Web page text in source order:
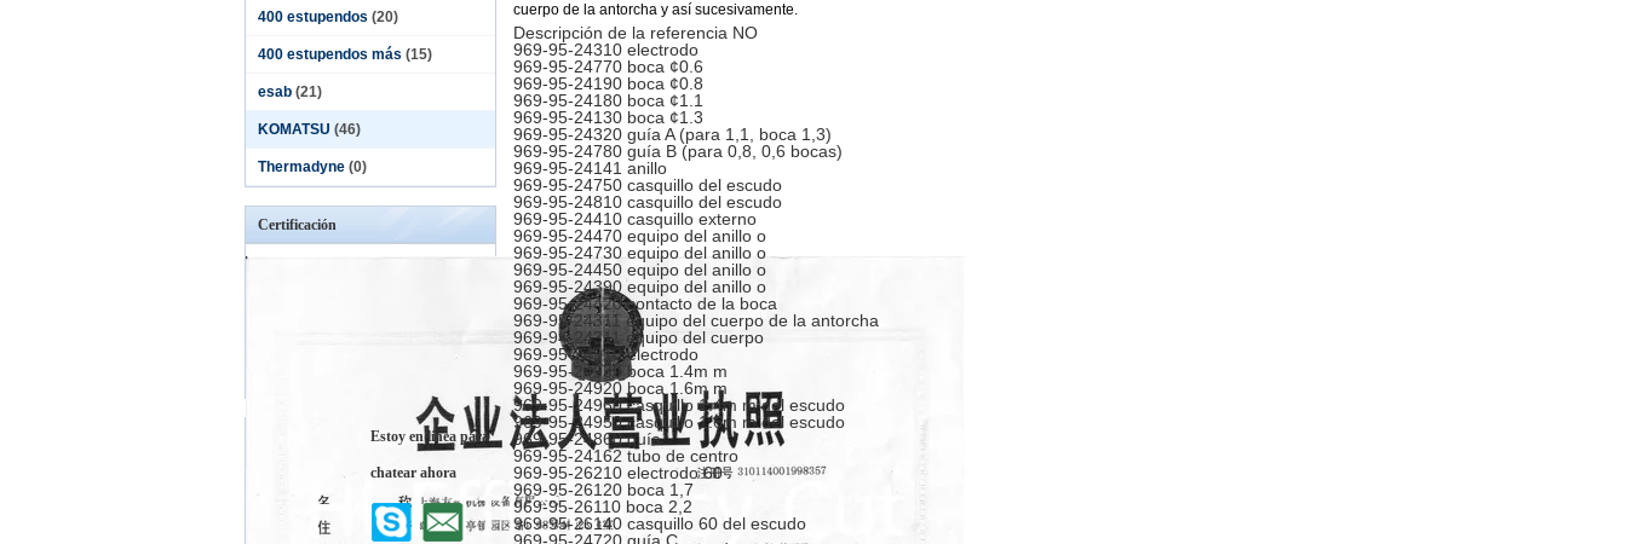
400 estupendos (20)
400 estupendos más (15)
esab (21)
KOMATSU (46)
Thermadyne (0)
Certificación
Estoy en línea para
chatear ahora
cuerpo de la antorcha y así sucesivamente.
Descripción de la referencia NO
969-95-24310 electrodo
969-95-24770 boca ¢0.6
969-95-24190 boca ¢0.8
969-95-24180 boca ¢1.1
969-95-24130 boca ¢1.3
969-95-24320 guía A (para 1,1, boca 1,3)
969-95-24780 guía B (para 0,8, 0,6 bocas)
969-95-24141 anillo
969-95-24750 casquillo del escudo
969-95-24810 casquillo del escudo
969-95-24410 casquillo externo
969-95-24470 equipo del anillo o
969-95-24730 equipo del anillo o
969-95-24450 equipo del anillo o
969-95-24390 equipo del anillo o
969-95-24420 contacto de la boca
969-95-24311 equipo del cuerpo de la antorcha
969-94-24311 equipo del cuerpo
969-95-24910 electrodo
969-95-24930 boca 1.4m m
969-95-24920 boca 1.6m m
969-95-24960 casquillo 1.4m m del escudo
969-95-24950 casquillo 1.6m m del escudo
969-95-24860 guía
969-95-24162 tubo de centro
969-95-26210 electrodo 60
969-95-26120 boca 1,7
969-95-26110 boca 2,2
969-95-26140 casquillo 60 del escudo